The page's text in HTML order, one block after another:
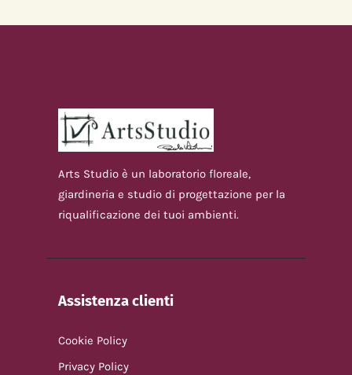
Arts Studio è un laboratorio floreale,
giardineria e studio di progettazione per la
riqualificazione dei tuoi ambienti.
Assistenza clienti
Cookie Policy
Privacy Policy